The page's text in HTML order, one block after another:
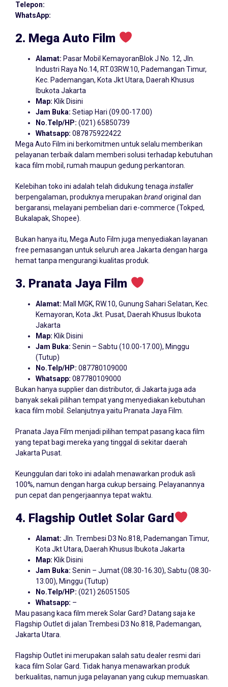
Telepon:
WhatsApp:
2. Mega Auto Film
Alamat: Pasar Mobil KemayoranBlok J No. 12, Jln.
Industri Raya No.14, RT.03RW.10, Pademangan Timur,
Kec. Pademangan, Kota Jkt Utara, Daerah Khusus
Ibukota Jakarta
Map: Klik Disini
Jam Buka: Setiap Hari (09.00-17.00)
No.Telp/HP: (021) 65850739
Whatsapp: 087875922422
Mega Auto Film ini berkomitmen untuk selalu memberikan
pelayanan terbaik dalam memberi solusi terhadap kebutuhan
kaca film mobil, rumah maupun gedung perkantoran.
Kelebihan toko ini adalah telah didukung tenaga installer
berpengalaman, produknya merupakan brandoriginal dan
bergaransi, melayani pembelian dari e-commerce (Tokped,
Bukalapak, Shopee).
Bukan hanya itu, Mega Auto Film juga menyediakan layanan
free pemasangan untuk seluruh area Jakarta dengan harga
hemat tanpa mengurangi kualitas produk.
3. Pranata Jaya Film
Alamat: Mall MGK, RW.10, Gunung Sahari Selatan, Kec.
Kemayoran, Kota Jkt. Pusat, Daerah Khusus Ibukota
Jakarta
Map: Klik Disini
Jam Buka: Senin – Sabtu (10.00-17.00), Minggu
(Tutup)
No.Telp/HP: 087780109000
Whatsapp: 087780109000
Bukan hanya supplier dan distributor, di Jakarta juga ada
banyak sekali pilihan tempat yang menyediakan kebutuhan
kaca film mobil. Selanjutnya yaitu Pranata Jaya Film.
Pranata Jaya Film menjadi pilihan tempat pasang kaca film
yang tepat bagi mereka yang tinggal di sekitar daerah
Jakarta Pusat.
Keunggulan dari toko ini adalah menawarkan produk asli
100%, namun dengan harga cukup bersaing. Pelayanannya
pun cepat dan pengerjaannya tepat waktu.
4. Flagship Outlet Solar Gard
Alamat: Jln. Trembesi D3 No.818, Pademangan Timur,
Kota Jkt Utara, Daerah Khusus Ibukota Jakarta
Map: Klik Disini
Jam Buka: Senin – Jumat (08.30-16.30), Sabtu (08.30-
13.00), Minggu (Tutup)
No.Telp/HP: (021) 26051505
Whatsapp: –
Mau pasang kaca film merek Solar Gard? Datang saja ke
Flagship Outlet di jalan Trembesi D3 No.818, Pademangan,
Jakarta Utara.
Flagship Outlet ini merupakan salah satu dealer resmi dari
kaca film Solar Gard. Tidak hanya menawarkan produk
berkualitas, namun juga pelayanan yang cukup memuaskan.